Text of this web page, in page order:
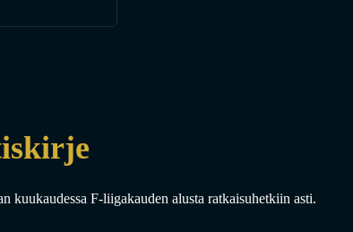
kuukaudessa F-liigakauden alusta ratkaisuhetkiin asti.